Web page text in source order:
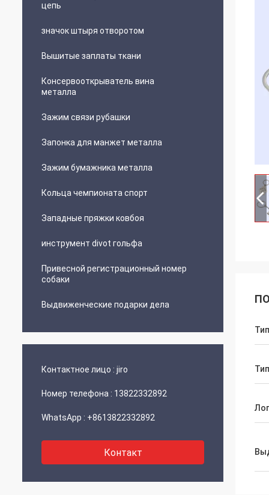
цепь
значок штыря отворотом
Вышитые заплаты ткани
Консервооткрыватель вина
металла
Зажим связи рубашки
Запонка для манжет металла
Зажим бумажника металла
Кольца чемпионата спорт
Западные пряжки ковбоя
инструмент divot гольфа
Привесной регистрационный номер
собаки
Выдвиженческие подарки дела
Контактное лицо : jiro
Номер телефона : 13822332892
WhatsApp : +8613822332892
Контакт
Тип